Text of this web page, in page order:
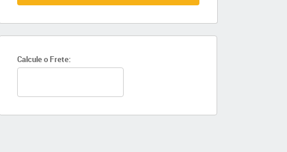
Calcule o Frete: